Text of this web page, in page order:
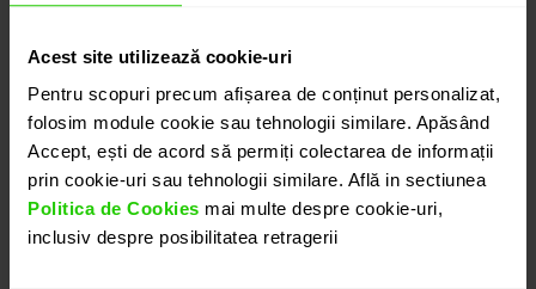
Acest site utilizează cookie-uri
Pentru scopuri precum afișarea de conținut personalizat,
folosim module cookie sau tehnologii similare. Apăsând
Accept, ești de acord să permiți colectarea de informații
prin cookie-uri sau tehnologii similare. Află in sectiunea
Politica de Cookies mai multe despre cookie-uri,
inclusiv despre posibilitatea retragerii
DETALII
PANDANTIV TANDEM DIN AUR DE 18k CU SAFIRE SI
DIAMANTE
Pandantivul CASIANI TANDEM cu Safire si Diamante
este o bijuterie aparte, lucrata cu minutiozitate: un